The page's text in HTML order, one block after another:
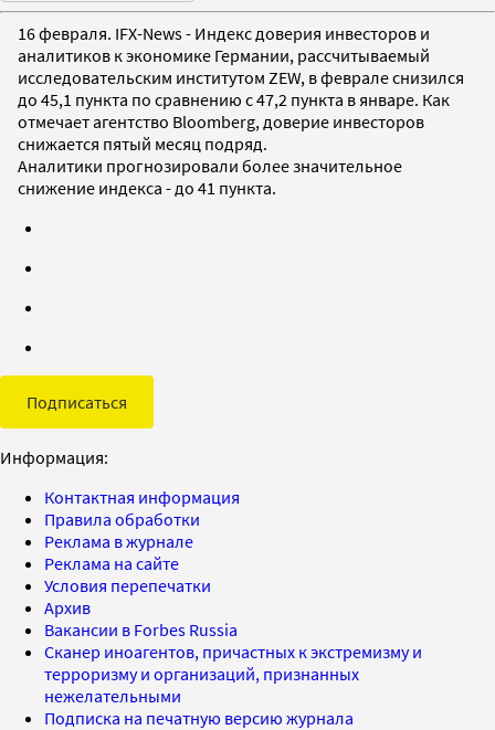
16 февраля. IFX-News - Индекс доверия инвесторов и
аналитиков к экономике Германии, рассчитываемый
исследовательским институтом ZEW, в феврале снизился
до 45,1 пункта по сравнению с 47,2 пункта в январе. Как
отмечает агентство Bloomberg, доверие инвесторов
снижается пятый месяц подряд.
Аналитики прогнозировали более значительное
снижение индекса - до 41 пункта.
Подписаться
Информация:
Контактная информация
Правила обработки
Реклама в журнале
Реклама на сайте
Условия перепечатки
Архив
Вакансии в Forbes Russia
Сканер иноагентов, причастных к экстремизму и
терроризму и организаций, признанных
нежелательными
Подписка на печатную версию журнала